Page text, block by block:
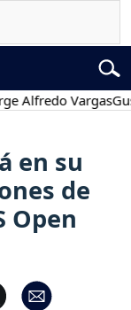
Vargas
en su
de
Open